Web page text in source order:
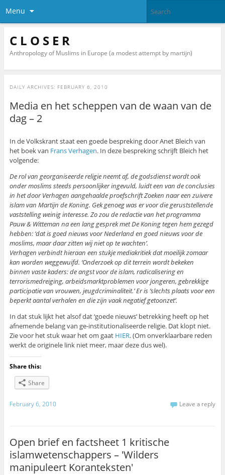
Menu
C L O S E R
Anthropology of Muslims in Europe (a modest attempt by martijn)
DAILY ARCHIVES: FEBRUARY 6, 2010
Media en het scheppen van de waan van de
dag – 2
In de Volkskrant staat een goede bespreking door Anet Bleich van
het boek van Frans Verhagen. In deze bespreking schrijft Bleich het
volgende:
De rol van georganiseerde religie neemt af, de godsdienst wordt ook
onder moslims steeds persoonlijker ingevuld, luidt een van de conclusies
in het door Verhagen aangehaalde proefschrift Zoeken naar een zuivere
islam van Martijn de Koning. Gek genoeg was er voor die geruststellende
vaststelling weinig interesse. Zo zou de redactie van het programma
Pauw & Witteman na een lang gesprek met De Koning tegen hem gezegd
hebben: ‘dat is goed nieuws voor Nederland en goed nieuws voor de
moslims, maar daar zitten wij niet op te wachten’.
Verhagen verbindt hieraan een stukje mediakritiek dat moeilijk zomaar
kan worden weggewuifd. ‘Onderzoek op dit terrein wordt bekeken
binnen vaste kaders: de angst voor de islam, radicalisering en
terrorismedreiging, arbeidsmarktproblemen voor jongeren, gebrekkige
participatie van vrouwen, jeugdcriminaliteit.’ Er is ‘slechts plaats voor een
beperkt aantal verhalen en die zijn vaak negatief getoonzet’.
In dat stuk lijkt het alsof dat ‘goede nieuws’ betrekking heeft op het
afnemende belang van ge-institutionaliseerde religie. Dat klopt niet.
Zie voor het stuk waar het om gaat HIER. (Om onverklaarbare reden
werkt de originele link niet meer, maar deze dus wel).
Share this:
Share
February 6, 2010 Leave a reply
Open brief en factsheet 1 kritische
islamwetenschappers – 'Wilders
manipuleert Koranteksten'